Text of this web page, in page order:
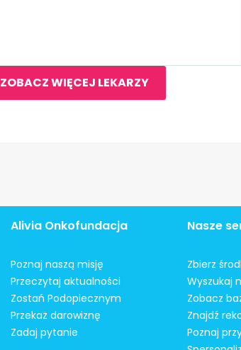
ZOBACZ WIĘCEJ LEKARZY
Alivia Onkofundacja
Poznaj naszą misję
Przeczytaj aktualności
Zostań Podopiecznym
Przekaż darowiznę
Zadaj pytanie
Nasze
Zbierz
Wyszukaj
Zobacz
Znajdź
Poznaj